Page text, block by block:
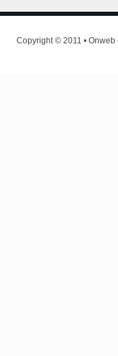
Copyright © 2011 • Onweb